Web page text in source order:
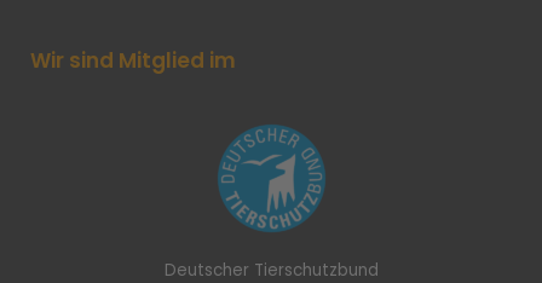
Wir sind Mitglied im
Deutscher Tierschutzbund